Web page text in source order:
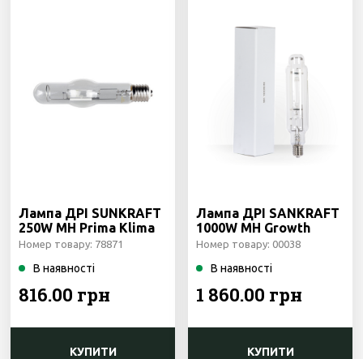
Лампа ДРІ SUNKRAFT
250W MH Prima Klima
Чехия
Номер товару: 78871
В наявності
816.00 грн
КУПИТИ
Лампа ДРІ SANKRAFT
1000W MH Growth
Prima Klima Чехія
Номер товару: 00038
В наявності
1 860.00 грн
КУПИТИ